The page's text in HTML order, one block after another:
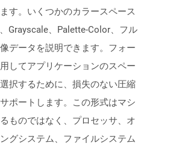
す。いくつかのカラースペース
Grayscale、Palette-Color、フル
データを説明できます。フォー
してアプリケーションのスペー
択するために、損失のない圧縮
ポートします。この形式はマシ
ものではなく、プロセッサ、オ
グシステム、ファイルシステム